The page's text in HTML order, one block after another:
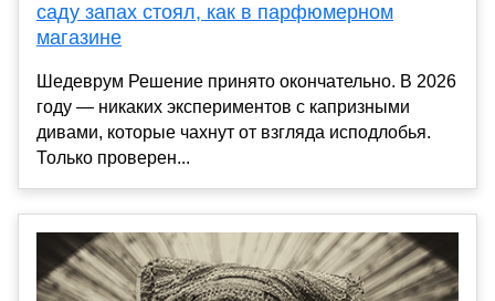
саду запах стоял, как в парфюмерном
магазине
Шедеврум Решение принято окончательно. В 2026
году — никаких экспериментов с капризными
дивами, которые чахнут от взгляда исподлобья.
Только проверен...